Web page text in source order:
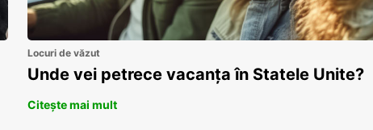
Locuri de văzut
Unde vei petrece vacanța în Statele Unite?
Citește mai mult